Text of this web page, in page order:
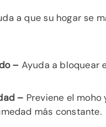
a que su hogar se
– Ayuda a bloquear
– Previene el
más constante.